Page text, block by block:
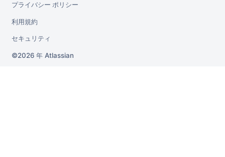
プライバシー ポリシー
利用規約
セキュリティ
2026 年 Atlassian